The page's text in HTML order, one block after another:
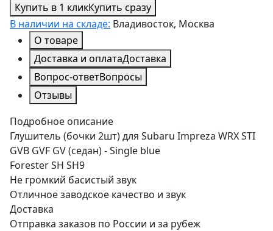
Купить в 1 кликКупить сразу
В наличии на складе: Владивосток, Москва
О товаре
Доставка и оплатаДоставка
Вопрос-ответВопросы
Отзывы
Подробное описание
Глушитель (бочки 2шт) для Subaru Impreza WRX STI
GVB GVF GV (седан) - Single blue
Forester SH SH9
Не громкий басистый звук
Отличное заводское качество и звук
Доставка
Отправка заказов по России и за рубеж